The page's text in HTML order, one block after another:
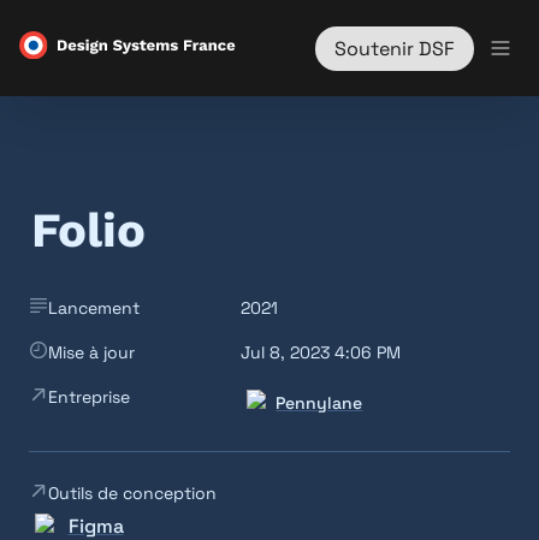
Soutenir DSF
Folio
Lancement 2021
Mise à jour Jul 8, 2023 4:06 PM
Entreprise Pennylane
Outils de conception
Figma